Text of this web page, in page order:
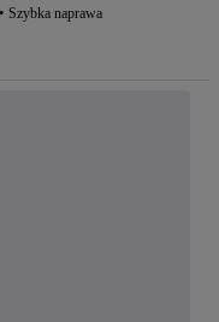
Szybka naprawa